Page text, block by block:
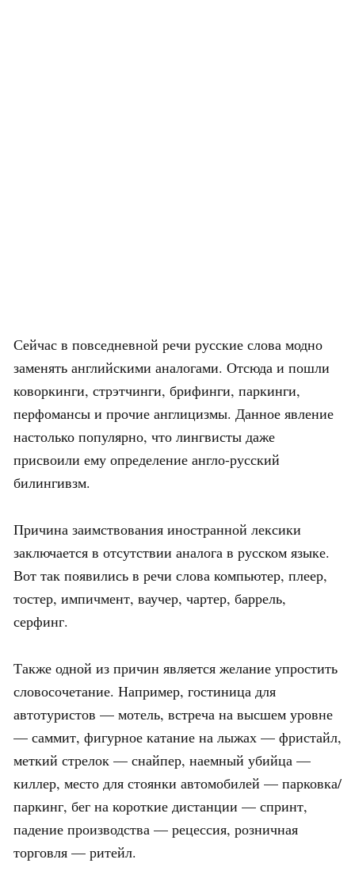
Сейчас в повседневной речи русские слова модно
заменять английскими аналогами. Отсюда и пошли
коворкинги, стрэтчинги, брифинги, паркинги,
перфомансы и прочие англицизмы. Данное явление
настолько популярно, что лингвисты даже
присвоили ему определение англо-русский
билингивзм.
Причина заимствования иностранной лексики
заключается в отсутствии аналога в русском языке.
Вот так появились в речи слова компьютер, плеер,
тостер, импичмент, ваучер, чартер, баррель,
серфинг.
Также одной из причин является желание упростить
словосочетание. Например, гостиница для
автотуристов — мотель, встреча на высшем уровне
— саммит, фигурное катание на лыжах — фристайл,
меткий стрелок — снайпер, наемный убийца —
киллер, место для стоянки автомобилей — парковка/
паркинг, бег на короткие дистанции — спринт,
падение производства — рецессия, розничная
торговля — ритейл.